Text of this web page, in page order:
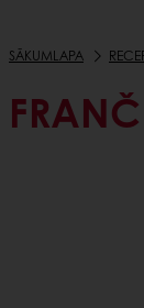
SĀKUMLAPA